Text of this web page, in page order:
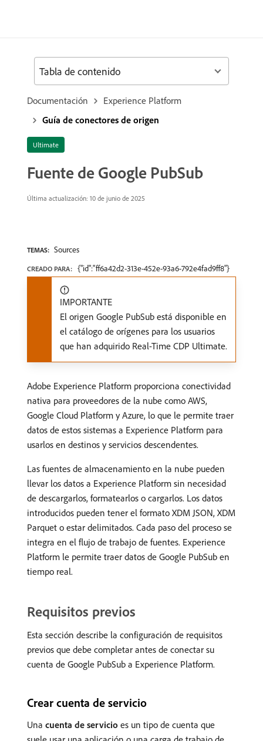
Documentación
Experience Platform
Guía de conectores de origen
Ultimate
Fuente de Google PubSub
Última actualización: 10 de junio de 2025
TEMAS: Sources
CREADO PARA: {"id":"ff6a42d2-313e-452e-93a6-792e4fad9ff8"}
IMPORTANTE
El origen Google PubSub está disponible en
el catálogo de orígenes para los usuarios
que han adquirido Real-Time CDP Ultimate.
Adobe Experience Platform proporciona conectividad
nativa para proveedores de la nube como AWS,
Google Cloud Platform y Azure, lo que le permite traer
datos de estos sistemas a Experience Platform para
usarlos en destinos y servicios descendentes.
Las fuentes de almacenamiento en la nube pueden
llevar los datos a Experience Platform sin necesidad
de descargarlos, formatearlos o cargarlos. Los datos
introducidos pueden tener el formato XDM JSON, XDM
Parquet o estar delimitados. Cada paso del proceso se
integra en el flujo de trabajo de fuentes. Experience
Platform le permite traer datos de Google PubSub en
tiempo real.
Requisitos previos
Esta sección describe la configuración de requisitos
previos que debe completar antes de conectar su
cuenta de Google PubSub a Experience Platform.
Crear cuenta de servicio
Una cuenta de servicio es un tipo de cuenta que
Tabla de contenido